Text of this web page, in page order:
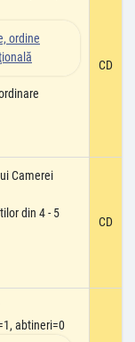
ordine
CD
Camerei
din 4 - 5
CD
abtineri=0